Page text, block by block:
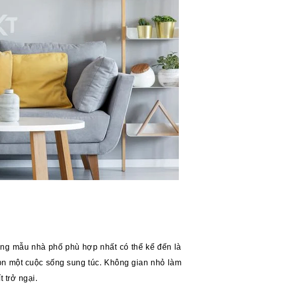
mẫu nhà phố phù hợp nhất có thể kể đến là
một cuộc sống sung túc. Không gian nhỏ làm
trở ngại.